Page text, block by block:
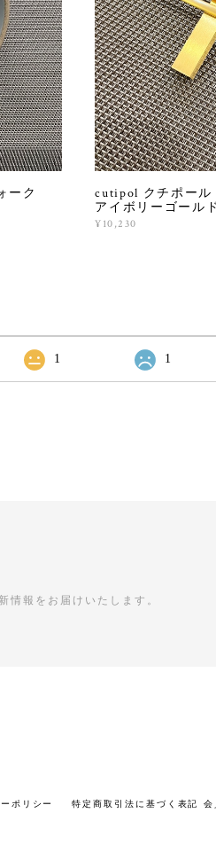
ーク
cutipol クチポー
アイボリーゴール
¥10,230
1 1
情報をお届けいたします。
ポリシー 特定商取引法に基づく表記 会